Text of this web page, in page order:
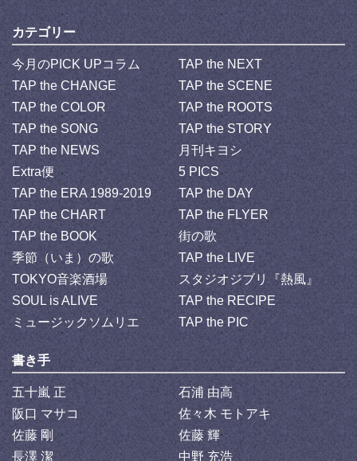
カテゴリー
今月のPICK UPコラム
TAP the NEXT
TAP the CHANGE
TAP the SCENE
TAP the COLOR
TAP the ROOTS
TAP the SONG
TAP the STORY
TAP the NEWS
月刊キヨシ
Extra便
5 PICS
TAP the ERA 1989-2019
TAP the DAY
TAP the CHART
TAP the FLYER
TAP the BOOK
街の歌
季節（いま）の歌
TAP the LIVE
TOKYO音楽酒場
スタジオジブリ『熱風』
SOUL is ALIVE
TAP the RECIPE
ミュージックソムリエ
TAP the PIC
書き手
五十嵐 正
石浦 由高
阪口 マサコ
佐々木 モトアキ
佐藤 剛
佐藤 輝
長澤 潔
中野 充浩